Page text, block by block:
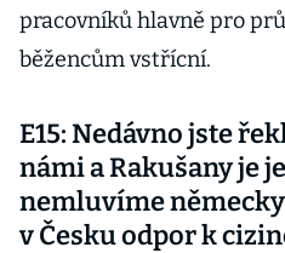
pracovníků hlavně pro
běžencům vstřícní.
E15: Nedávno jste
námi a Rakušany je
nemluvíme německy
v Česku odpor k